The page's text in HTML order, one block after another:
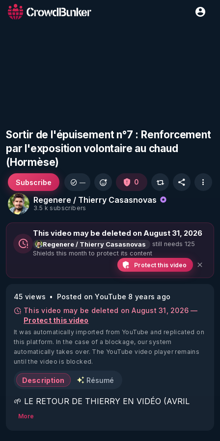
Sortir de l'épuisement n°7 : Renforcement
par l'exposition volontaire au chaud
(Hormèse)
Regenere / Thierry Casasnovas
3.5 k subscribers
Subscribe — 0
This video may be deleted on August 31, 2026
Regenere / Thierry Casasnovas
still needs 125
Shields this month to protect its content
Protect this video
45 views
Posted on YouTube 8 years ago
This video may be deleted on August 31, 2026 —
Protect this video
It was automatically imported from YouTube and replicated on
this platform. In the case of a blockage, our system
automatically takes over. The YouTube video player remains
until the video is blocked.
Description Résumé
🌱 LE RETOUR DE THIERRY EN VIDÉO (AVRIL
2022)!
More